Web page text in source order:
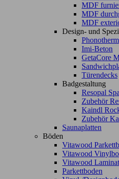
MDF
MDF
MDF
Design- und
Phonotherm
Imi-Beton
GetaCore
Türendecks
Badgestaltung
Resopal
Zubehör
Kaindl
Zubehör
Saunaplatten
Böden
Vitawood
Vitawood
Vitawood
Parkettboden